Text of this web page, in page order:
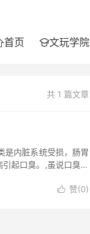
首页 文玩学院
共 1 篇文章
是内脏系统受损，肠胃
起口臭。,虽说口臭不
 赞(0)